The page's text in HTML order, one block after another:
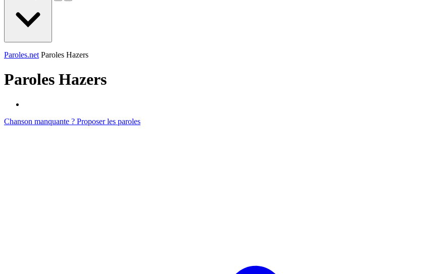
Paroles.net Paroles Hazers
Paroles Hazers
Chanson manquante ? Proposer les paroles